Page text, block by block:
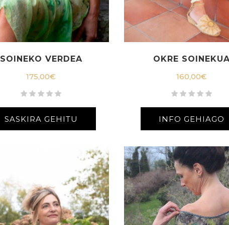
SOINEKO VERDEA
175,00€
SASKIRA GEHITU
OKRE
160,00€
INFO GEHIAGO